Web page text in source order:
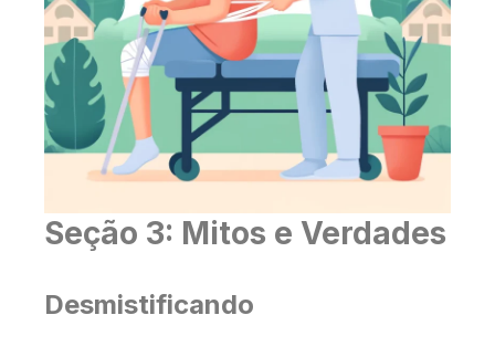
Seção 3: Mitos e Verdades
Desmistificando